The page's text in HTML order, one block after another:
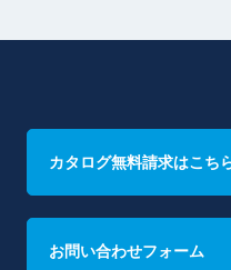
カタログ無料請求はこち
お問い合わせフォーム